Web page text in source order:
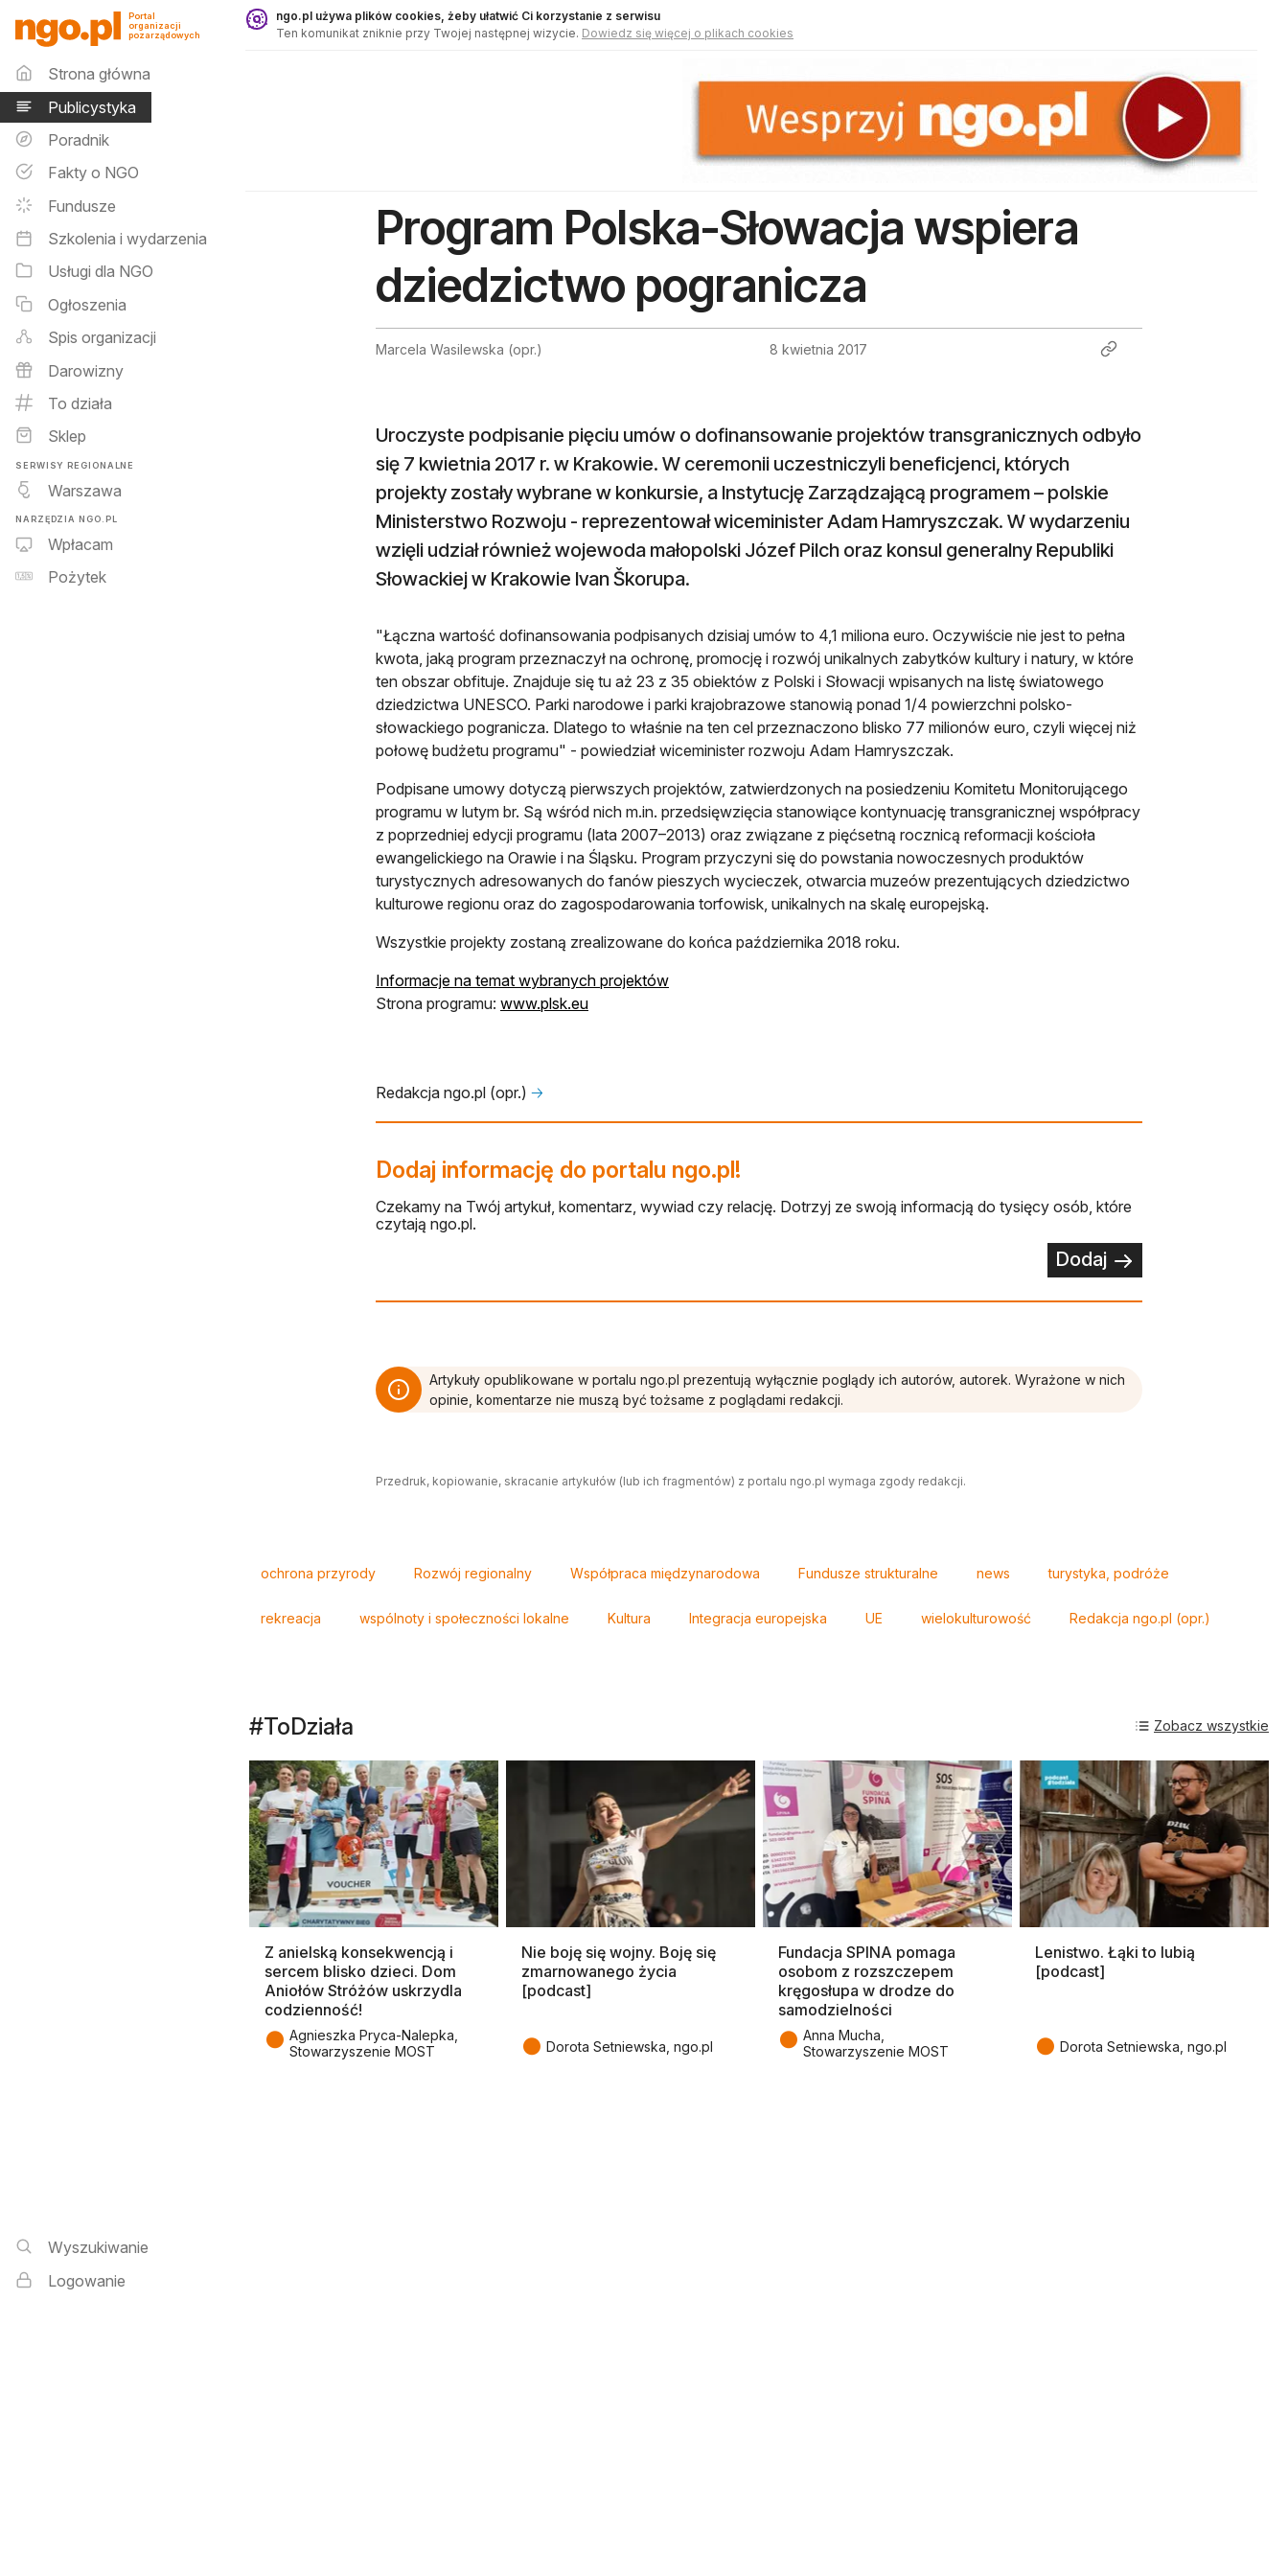
Publicystyka - ngo.pl
Portal
organizacji
pozarządowych
Menu główne
Strona główna
Publicystyka
Poradnik
Fakty o NGO
Fundusze
Szkolenia i wydarzenia
Usługi dla NGO
Ogłoszenia
Spis organizacji
Darowizny
To działa
Sklep
SERWISY REGIONALNE
Warszawa
NARZĘDZIA NGO.PL
Wpłacam
Pożytek
Wyszukiwarka i logowanie
Wyszukiwanie
Logowanie
ngo.pl używa plików cookies, żeby ułatwić Ci korzystanie z serwisu
Ten komunikat zniknie przy Twojej następnej wizycie. Dowiedz się więcej o plikach cookies
Program Polska-Słowacja wspiera
dziedzictwo pogranicza
Marcela Wasilewska (opr.) 8 kwietnia 2017
Uroczyste podpisanie pięciu umów o dofinansowanie projektów transgranicznych odbyło
się 7 kwietnia 2017 r. w Krakowie. W ceremonii uczestniczyli beneficjenci, których
projekty zostały wybrane w konkursie, a Instytucję Zarządzającą programem – polskie
Ministerstwo Rozwoju - reprezentował wiceminister Adam Hamryszczak. W wydarzeniu
wzięli udział również wojewoda małopolski Józef Pilch oraz konsul generalny Republiki
Słowackiej w Krakowie Ivan Škorupa.
"Łączna wartość dofinansowania podpisanych dzisiaj umów to 4,1 miliona euro. Oczywiście nie jest to pełna
kwota, jaką program przeznaczył na ochronę, promocję i rozwój unikalnych zabytków kultury i natury, w które
ten obszar obfituje. Znajduje się tu aż 23 z 35 obiektów z Polski i Słowacji wpisanych na listę światowego
dziedzictwa UNESCO. Parki narodowe i parki krajobrazowe stanowią ponad 1/4 powierzchni polsko-
słowackiego pogranicza. Dlatego to właśnie na ten cel przeznaczono blisko 77 milionów euro, czyli więcej niż
połowę budżetu programu" - powiedział wiceminister rozwoju Adam Hamryszczak.
Podpisane umowy dotyczą pierwszych projektów, zatwierdzonych na posiedzeniu Komitetu Monitorującego
programu w lutym br. Są wśród nich m.in. przedsięwzięcia stanowiące kontynuację transgranicznej współpracy
z poprzedniej edycji programu (lata 2007–2013) oraz związane z pięćsetną rocznicą reformacji kościoła
ewangelickiego na Orawie i na Śląsku. Program przyczyni się do powstania nowoczesnych produktów
turystycznych adresowanych do fanów pieszych wycieczek, otwarcia muzeów prezentujących dziedzictwo
kulturowe regionu oraz do zagospodarowania torfowisk, unikalnych na skalę europejską.
Wszystkie projekty zostaną zrealizowane do końca października 2018 roku.
Informacje na temat wybranych projektów
Strona programu: www.plsk.eu
Redakcja ngo.pl (opr.) 🡢
Dodaj informację do portalu ngo.pl!
Czekamy na Twój artykuł, komentarz, wywiad czy relację. Dotrzyj ze swoją informacją do tysięcy osób, które
czytają ngo.pl.
Dodaj
Artykuły opublikowane w portalu ngo.pl prezentują wyłącznie poglądy ich autorów, autorek. Wyrażone w nich
opinie, komentarze nie muszą być tożsame z poglądami redakcji.
Przedruk, kopiowanie, skracanie artykułów (lub ich fragmentów) z portalu ngo.pl wymaga zgody redakcji.
ochrona przyrody Rozwój regionalny Współpraca międzynarodowa Fundusze strukturalne news turystyka, podróże
rekreacja wspólnoty i społeczności lokalne Kultura Integracja europejska UE wielokulturowość Redakcja ngo.pl (opr.)
#ToDziała
Z anielską konsekwencją i
sercem blisko dzieci. Dom
Aniołów Stróżów uskrzydla
codzienność!
● Agnieszka Pryca-Nalepka,
Stowarzyszenie MOST
Nie boję się wojny. Boję się
zmarnowanego życia
[podcast]
● Dorota Setniewska, ngo.pl
Fundacja SPINA pomaga
osobom z rozszczepem
kręgosłupa w drodze do
samodzielności
● Anna Mucha,
Stowarzyszenie MOST
Lenistwo. Łąki to lubią
[podcast]
● Dorota Setniewska, ngo.pl
Zobacz wszystkie